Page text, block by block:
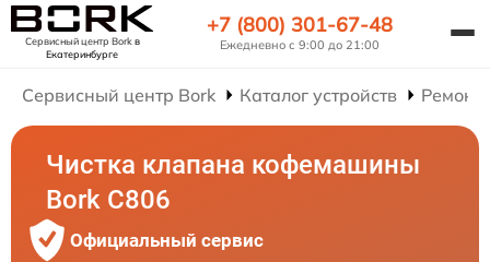
Сервисный центр Borkв
Екатеринбурге
+7 (800) 301-67-48
Ежедневно с 9:00 до 21:00
Сервисный центр Bork Каталог устройств
Чистка клапана кофемашины
Bork C806
Официальный сервис